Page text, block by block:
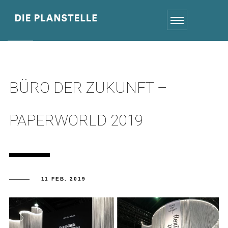
BÜRO DER ZUKUNFT –
PAPERWORLD 2019
11 FEB. 2019